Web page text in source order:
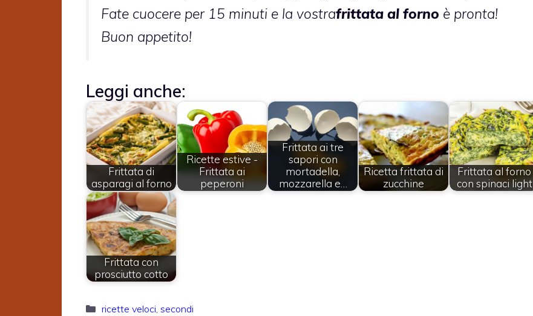
Fate cuocere per 15 minuti e la vostrafrittata al forno è pronta!
Buon appetito!
Leggi anche:
Frittata di
asparagi al forno
Ricette estive -
Frittata ai
peperoni
Frittata ai tre
sapori con
mortadella,
mozzarella e…
Ricetta frittata di
zucchine
Frittata al forno
con spinaci light
Frittata con
prosciutto cotto
Categorie
ricette veloci, secondi